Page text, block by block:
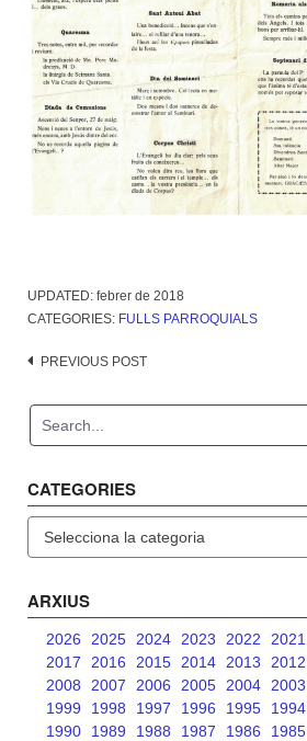
UPDATED: febrer de 2018
CATEGORIES: FULLS PARROQUIALS
Post
PREVIOUS POST
CATEGORIES
ARXIUS
2026 2025 2024 2023 2022 2021
2017
2016 2015 2014 2013 2012
2008
2007 2006 2005 2004 2003
1999
1998 1997 1996 1995 1994
1990
1989 1988 1987 1986 1985